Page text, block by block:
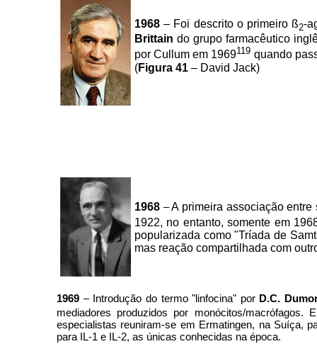
1968 – Foi descrito o primeiro ß2-
Brittain do grupo farmacêutico
por Cullum em 1969119 quando
(Figura 41 – David Jack)
1968 –A primeira associação entre
1922, no entanto, somente em
popularizada como "Tríada de
mas reação compartilhada com
1969 – Introdução do termo "linfocina" por D.C.
mediadores produzidos por monócitos/macrófagos.
especialistas reuniram-se em Ermatingen, na Suíça,
para IL-1 e IL-2, as únicas conhecidas na época.